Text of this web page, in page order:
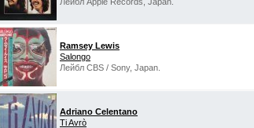
Ramsey Lewis
Salongo
Лейбл CBS / Sony, Japan.
Adriano Celentano
Ti Avrò